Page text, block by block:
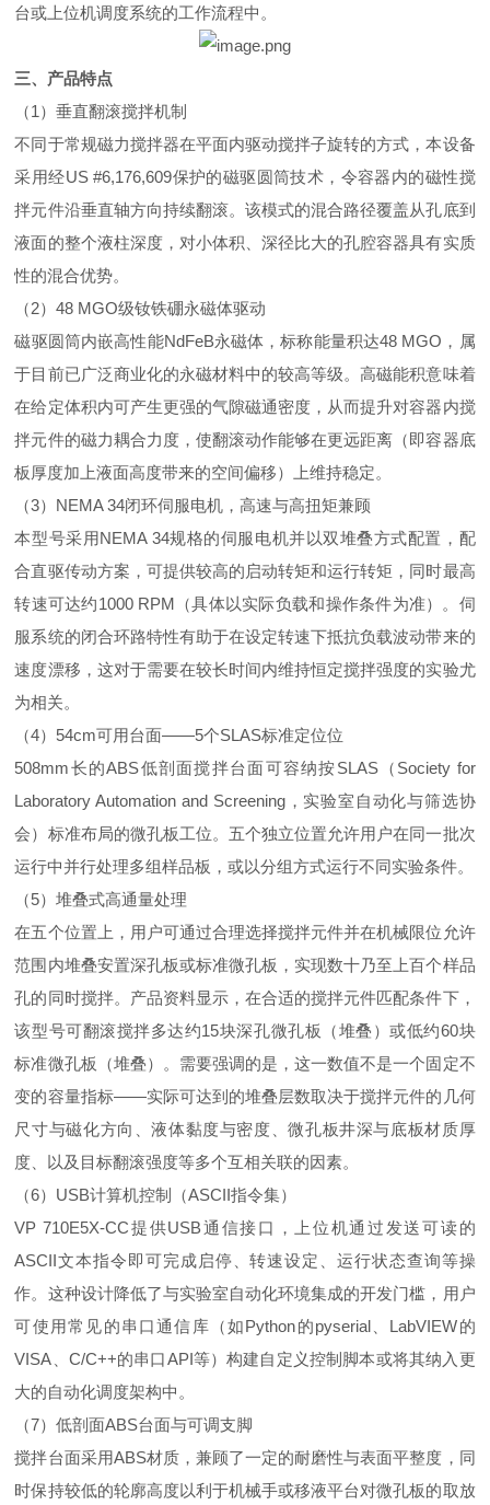
台或上位机调度系统的工作流程中。
三、产品特点
（1）垂直翻滚搅拌机制
不同于常规磁力搅拌器在平面内驱动搅拌子旋转的方式，本设备
采用经US #6,176,609保护的磁驱圆筒技术，令容器内的磁性搅
拌元件沿垂直轴方向持续翻滚。该模式的混合路径覆盖从孔底到
液面的整个液柱深度，对小体积、深径比大的孔腔容器具有实质
性的混合优势。
（2）48 MGO级钕铁硼永磁体驱动
磁驱圆筒内嵌高性能NdFeB永磁体，标称能量积达48 MGO，属
于目前已广泛商业化的永磁材料中的较高等级。高磁能积意味着
在给定体积内可产生更强的气隙磁通密度，从而提升对容器内搅
拌元件的磁力耦合力度，使翻滚动作能够在更远距离（即容器底
板厚度加上液面高度带来的空间偏移）上维持稳定。
（3）NEMA 34闭环伺服电机，高速与高扭矩兼顾
本型号采用NEMA 34规格的伺服电机并以双堆叠方式配置，配
合直驱传动方案，可提供较高的启动转矩和运行转矩，同时最高
转速可达约1000 RPM（具体以实际负载和操作条件为准）。伺
服系统的闭合环路特性有助于在设定转速下抵抗负载波动带来的
速度漂移，这对于需要在较长时间内维持恒定搅拌强度的实验尤
为相关。
（4）54cm可用台面——5个SLAS标准定位位
508mm长的ABS低剖面搅拌台面可容纳按SLAS（Society for
Laboratory Automation and Screening，实验室自动化与筛选协
会）标准布局的微孔板工位。五个独立位置允许用户在同一批次
运行中并行处理多组样品板，或以分组方式运行不同实验条件。
（5）堆叠式高通量处理
在五个位置上，用户可通过合理选择搅拌元件并在机械限位允许
范围内堆叠安置深孔板或标准微孔板，实现数十乃至上百个样品
孔的同时搅拌。产品资料显示，在合适的搅拌元件匹配条件下，
该型号可翻滚搅拌多达约15块深孔微孔板（堆叠）或低约60块
标准微孔板（堆叠）。需要强调的是，这一数值不是一个固定不
变的容量指标——实际可达到的堆叠层数取决于搅拌元件的几何
尺寸与磁化方向、液体黏度与密度、微孔板井深与底板材质厚
度、以及目标翻滚强度等多个互相关联的因素。
（6）USB计算机控制（ASCII指令集）
VP 710E5X-CC提供USB通信接口，上位机通过发送可读的
ASCII文本指令即可完成启停、转速设定、运行状态查询等操
作。这种设计降低了与实验室自动化环境集成的开发门槛，用户
可使用常见的串口通信库（如Python的pyserial、LabVIEW的
VISA、C/C++的串口API等）构建自定义控制脚本或将其纳入更
大的自动化调度架构中。
（7）低剖面ABS台面与可调支脚
搅拌台面采用ABS材质，兼顾了一定的耐磨性与表面平整度，同
时保持较低的轮廓高度以利于机械手或移液平台对微孔板的取放